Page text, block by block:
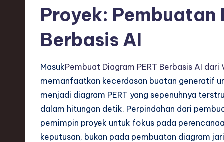
ft
w
Proyek: Pembuatan
Berbasis AI
MasukPembuat Diagram PERT Berbasis AI dari
memanfaatkan kecerdasan buatan generatif
menjadi diagram PERT yang sepenuhnya
dalam hitungan detik. Perpindahan dari
pemimpin proyek untuk fokus pada
keputusan, bukan pada pembuatan diagram